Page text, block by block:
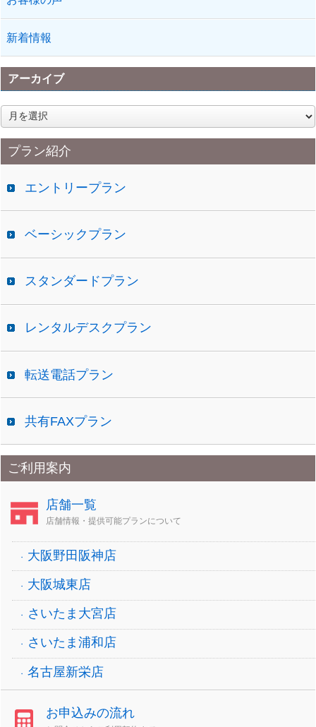
新着情報
アーカイブ
ア
ー
カ
イプラン紹介
エントリープラン
ベーシックプラン
スタンダードプラン
レンタルデスクプラン
転送電話プラン
共有FAXプラン
ご利用案内
店舗一覧
店舗情報・提供可能プランについて
大阪野田阪神店
大阪城東店
さいたま大宮店
さいたま浦和店
名古屋新栄店
お申込みの流れ